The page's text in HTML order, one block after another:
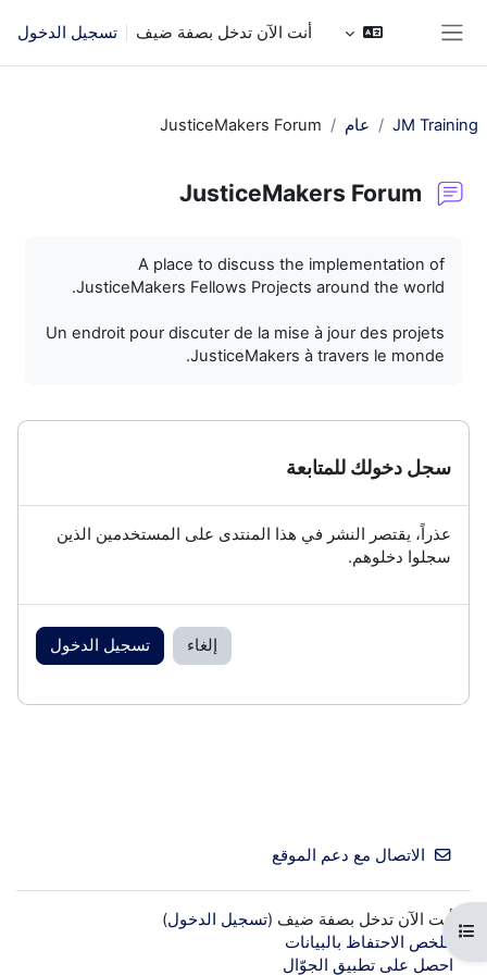
أنت الآن تدخل بصفة ضيف تسجيل الدخول
فتح فهرس المقرر
JM Training عام JusticeMakers Forum
JusticeMakers Forum
A place to discuss the implementation of
JusticeMakers Fellows Projects around the world.
Un endroit pour discuter de la mise à jour des projets
JusticeMakers à travers le monde.
سجل دخولك للمتابعة
عذراً، يقتصر النشر في هذا المنتدى على المستخدمين الذين
سجلوا دخلوهم.
إلغاء تسجيل الدخول
الاتصال مع دعم الموقع
أنت الآن تدخل بصفة ضيف (تسجيل الدخول)
ملخص الاحتفاظ بالبيانات
احصل على تطبيق الجوّال